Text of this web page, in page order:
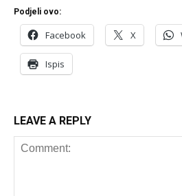
Podjeli ovo:
Facebook X
Ispis
LEAVE A REPLY